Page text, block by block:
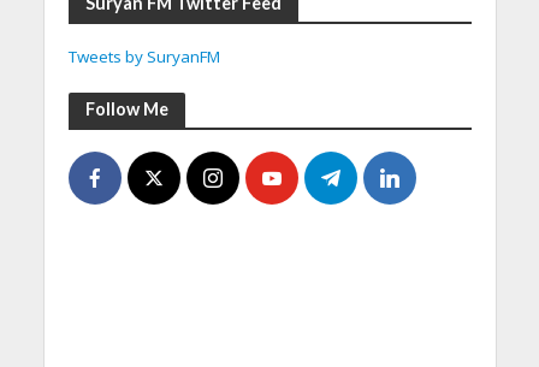
Tweets by SuryanFM
Follow Me